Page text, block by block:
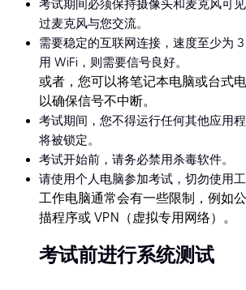
考试期间必须保持摄像头和麦克风可
过麦克风与您交流。
需要稳定的互联网连接，速度至少为
用 WiFi，则需要信号良好。
或者，您可以将笔记本电脑或台式
以确保信号不中断。
考试期间，您不得运行任何其他应用
将被锁定。
考试开始前，请务必禁用杀毒软件。
请使用个人电脑参加考试，切勿使用工
工作电脑通常会有一些限制，例如
描程序或 VPN（虚拟专用网络）。
考试前进行系统测试